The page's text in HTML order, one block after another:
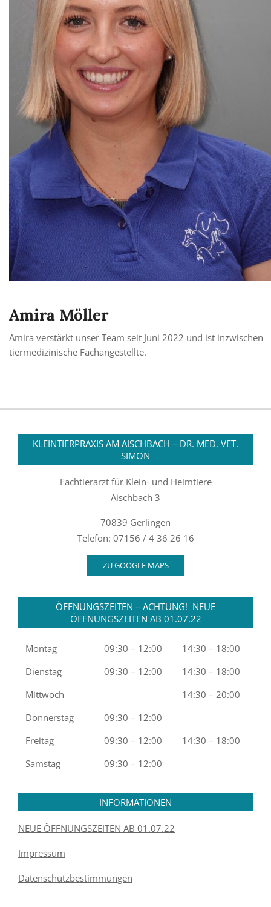
Amira Möller
Amira verstärkt unser Team seit Juni 2022 und ist inzwischen
tiermedizinische Fachangestellte.
KLEINTIERPRAXIS AM AISCHBACH – DR. MED. VET.
SIMON
Fachtierarzt für Klein- und Heimtiere
Aischbach 3
70839 Gerlingen
Telefon: 07156 / 4 36 26 16
ZU GOOGLE MAPS
ÖFFNUNGSZEITEN – ACHTUNG! NEUE
ÖFFNUNGSZEITEN AB 01.07.22
Montag 09:30 – 12:00
14:30 – 18:00
Dienstag
09:30 – 12:00
14:30 – 18:00
Mittwoch
14:30 – 20:00
Donnerstag
09:30 – 12:00
Freitag
09:30 – 12:00
14:30 – 18:00
Samstag
09:30 – 12:00
INFORMATIONEN
NEUE ÖFFNUNGSZEITEN AB 01.07.22
Impressum
Datenschutzbestimmungen